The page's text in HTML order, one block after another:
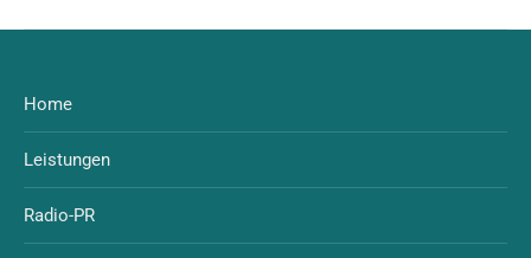
Home
Leistungen
Radio-PR